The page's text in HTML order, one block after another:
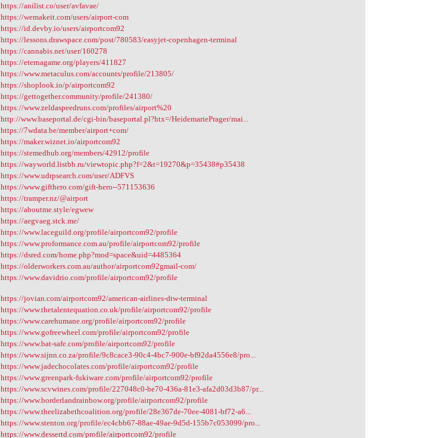
https://anilist.co/user/avfavae/
https://wemakeit.com/users/airport-com
https://id.devby.io/users/airportcom92
https://lessons.drawspace.com/post/780583/easyjet-copenhagen-terminal
https://cannabis.net/user/160278
https://eternagame.org/players/411827
https://www.metaculus.com/accounts/profile/213805/
https://shoplook.io/p/airportcom92
https://gettogether.community/profile/241380/
https://www.zeldaspeedruns.com/profiles/airport%20
http://www.baseportal.de/cgi-bin/baseportal.pl?htx=/HeidemariePrager/mai...
https://7wdata.be/member/airport+com/
https://maker.wiznet.io/airportcom92
https://stemedhub.org/members/42912/profile
https://wayworld.listbb.ru/viewtopic.php?f=2&t=19270&p=35438#p35438
https://www.udrpsearch.com/user/ADFVS
https://www.gifthero.com/gift-hero--571153636
https://tramper.nz/@airport
https://aboutme.style/egwew
https://aegvaeg.stck.me/
https://www.laceguild.org/profile/airportcom92/profile
https://www.proformance.com.au/profile/airportcom92/profile
https://dsred.com/home.php?mod=space&uid=4485364
https://olderworkers.com.au/author/airportcom92gmail-com/
https://www.davidrio.com/profile/airportcom92/profile
https://jovian.com/airportcom92/american-airlines-dtw-terminal
https://www.thetalentequation.co.uk/profile/airportcom92/profile
https://www.carehumane.org/profile/airportcom92/profile
https://www.gofreewheel.com/profile/airportcom92/profile
https://www.bat-safe.com/profile/airportcom92/profile
https://www.sijnn.co.za/profile/9c8cace3-90c4-4bc7-900e-bf92da4556e8/pro...
https://www.jadechocolates.com/profile/airportcom92/profile
https://www.greenpark-fukiware.com/profile/airportcom92/profile
https://www.scvwines.com/profile/227048c0-be70-436a-81e3-afa2d03d3b87/pr...
https://www.borderlandrainbow.org/profile/airportcom92/profile
https://www.theelizabethcoalition.org/profile/28e367de-70ee-4081-bf72-a6...
https://www.stenton.org/profile/ec4cbb67-88ae-49ae-9d5d-155b7c053099/pro...
https://www.dessertd.com/profile/airportcom92/profile